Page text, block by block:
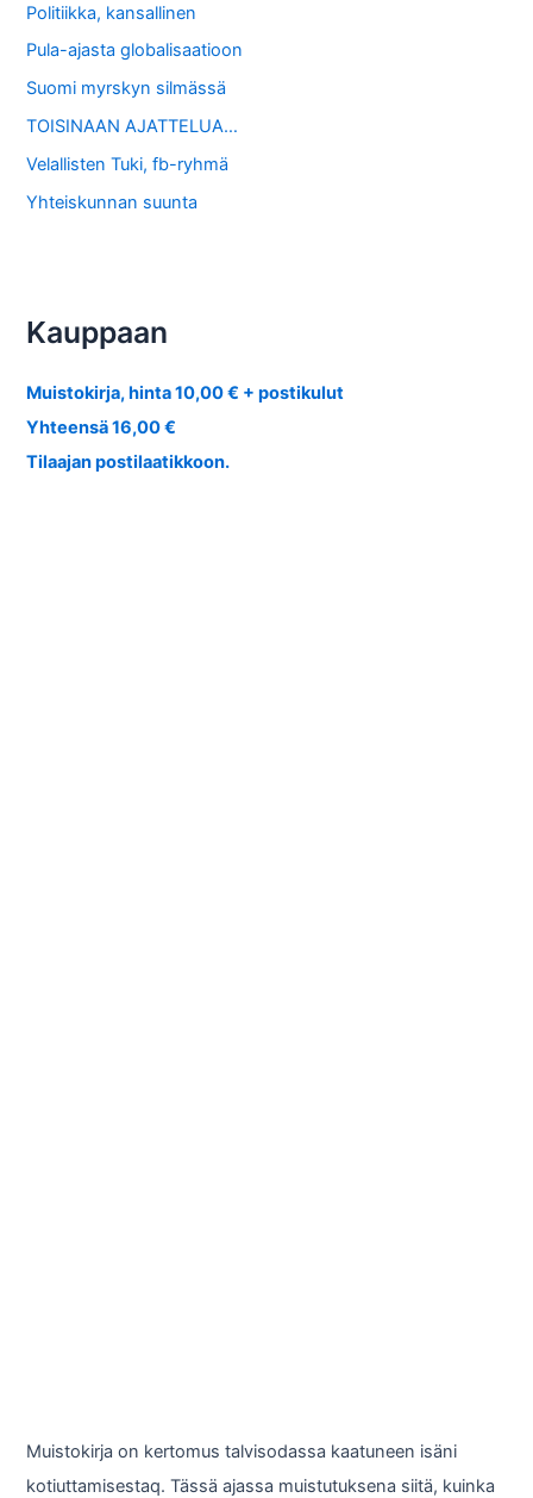
Politiikka, kansallinen
Pula-ajasta globalisaatioon
Suomi myrskyn silmässä
TOISINAAN AJATTELUA…
Velallisten Tuki, fb-ryhmä
Yhteiskunnan suunta
Kauppaan
Muistokirja, hinta 10,00 € + postikulut
Yhteensä 16,00 €
Tilaajan postilaatikkoon.
Muistokirja on kertomus talvisodassa kaatuneen isäni
kotiuttamisestaq. Tässä ajassa muistutuksena siitä, kuinka